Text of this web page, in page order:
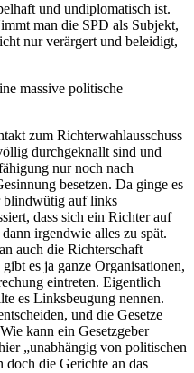
und undiplomatisch ist.
man die SPD als Subjekt,
nur verärgert und beleidigt,
massive politische
zum Richterwahlausschuss
durchgeknallt sind und
nur noch nach
besetzen. Da ginge es
blindwütig auf links
dass sich ein Richter auf
irgendwie alles zu spät.
auch die Richterschaft
es ja ganze Organisationen,
eintreten. Eigentlich
es Linksbeugung nennen.
und die Gesetze
kann ein Gesetzgeber
„unabhängig von politischen
doch die Gerichte an das